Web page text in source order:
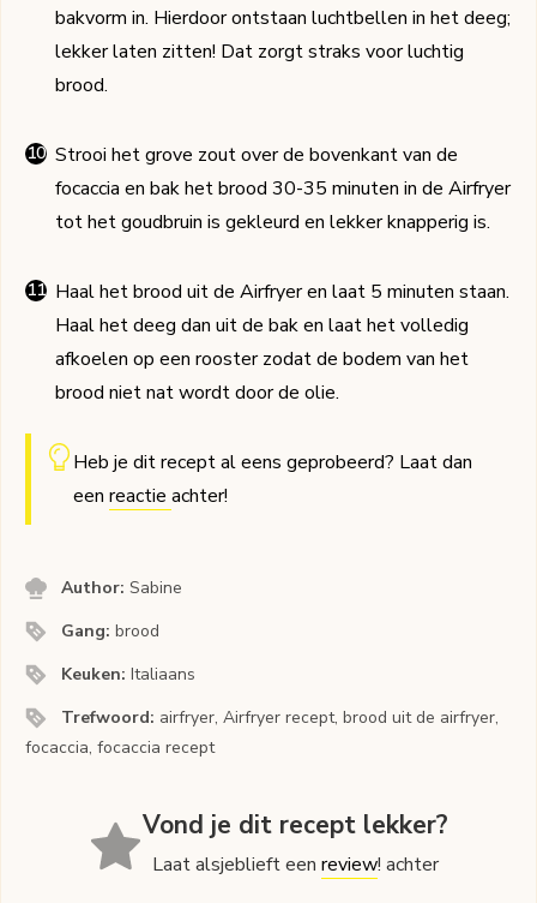
bakvorm in. Hierdoor ontstaan luchtbellen in het deeg;
lekker laten zitten! Dat zorgt straks voor luchtig
brood.
Strooi het grove zout over de bovenkant van de
focaccia en bak het brood 30-35 minuten in de Airfryer
tot het goudbruin is gekleurd en lekker knapperig is.
Haal het brood uit de Airfryer en laat 5 minuten staan.
Haal het deeg dan uit de bak en laat het volledig
afkoelen op een rooster zodat de bodem van het
brood niet nat wordt door de olie.
Heb je dit recept al eens geprobeerd? Laat dan
een reactie achter!
Author:Sabine
Gang:brood
Keuken:Italiaans
Trefwoord: airfryer, Airfryer recept, brood uit de airfryer,
focaccia, focaccia recept
Vond je dit recept lekker?
Laat alsjeblieft eenreview! achter